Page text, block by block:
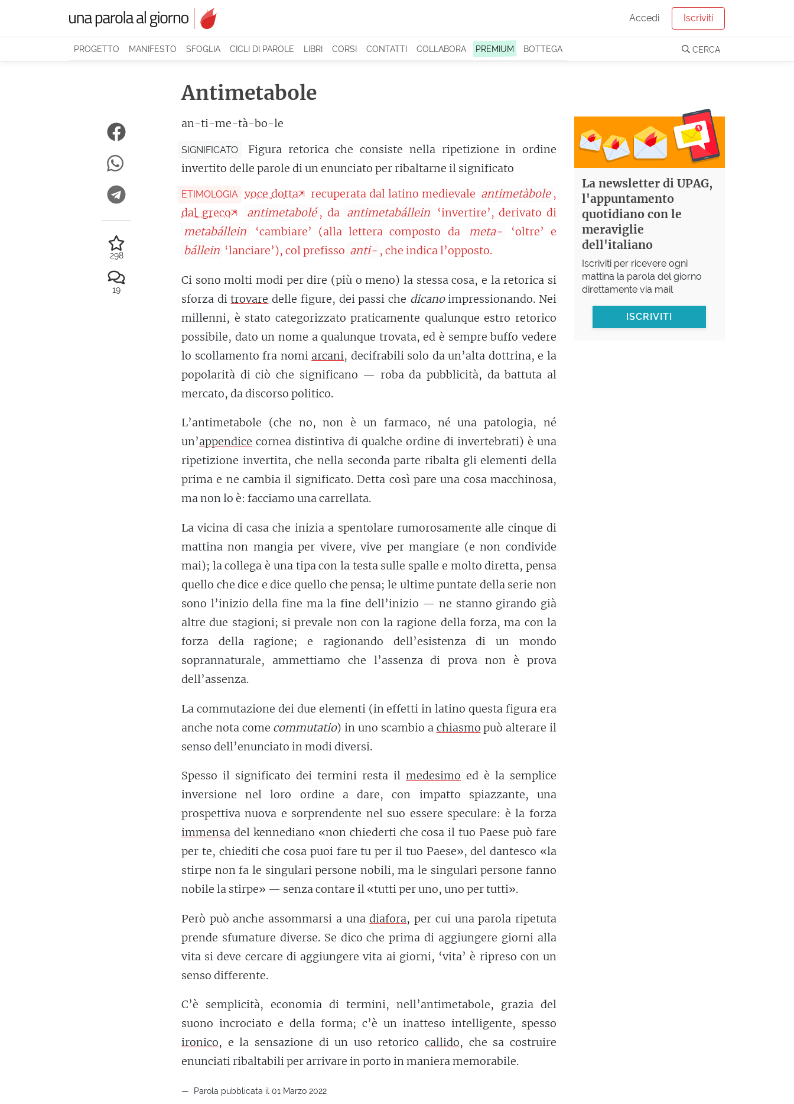
Accedi Iscriviti
PROGETTO MANIFESTO SFOGLIA CICLI DI PAROLE LIBRI CORSI CONTATTI COLLABORA PREMIUM BOTTEGA CERCA
Antimetabole
an-ti-me-tà-bo-le
SIGNIFICATO
Figura retorica che consiste nella ripetizione in ordine
invertito delle parole di un enunciato per ribaltarne il significato
ETIMOLOGIA voce dotta recuperata dal latino medievale antimetàbole ,
dal greco
antimetabolé , da antimetabállein
‘invertire’, derivato di
metabállein
‘cambiare’ (alla lettera composto da meta-
‘oltre’ e
bállein ‘lanciare’), col prefisso anti- , che indica l’opposto.
Ci sono molti modi per dire (più o meno) la stessa cosa, e la retorica si
sforza ditrovare delle figure, dei passi che dicanoimpressionando. Nei
millenni, è stato categorizzato praticamente qualunque estro retorico
possibile, dato un nome a qualunque trovata, ed è sempre buffo vedere
lo scollamento fra nomi arcani, decifrabili solo da un’alta dottrina, e la
popolarità di ciò che significano — roba da pubblicità, da battuta al
mercato, da discorso politico.
L’antimetabole (che no, non è un farmaco, né una patologia, né
un’appendice cornea distintiva di qualche ordine di invertebrati) è una
ripetizione invertita, che nella seconda parte ribalta gli elementi della
prima e ne cambia il significato. Detta così pare una cosa macchinosa,
ma non lo è: facciamo una carrellata.
La vicina di casa che inizia a spentolare rumorosamente alle cinque di
mattina non mangia per vivere, vive per mangiare (e non condivide
mai); la collega è una tipa con la testa sulle spalle e molto diretta, pensa
quello che dice e dice quello che pensa; le ultime puntate della serie non
sono l’inizio della fine ma la fine dell’inizio — ne stanno girando già
altre due stagioni; si prevale non con la ragione della forza, ma con la
forza della ragione; e ragionando dell’esistenza di un mondo
soprannaturale, ammettiamo che l’assenza di prova non è prova
dell’assenza.
La commutazione dei due elementi (in effetti in latino questa figura era
anche nota come commutatio) in uno scambio a chiasmo può alterare il
senso dell’enunciato in modi diversi.
Spesso il significato dei termini resta il medesimo ed è la semplice
inversione nel loro ordine a dare, con impatto spiazzante, una
prospettiva nuova e sorprendente nel suo essere speculare: è la forza
immensa del kennediano «non chiederti che cosa il tuo Paese può fare
per te, chiediti che cosa puoi fare tu per il tuo Paese», del dantesco «la
stirpe non fa le singulari persone nobili, ma le singulari persone fanno
nobile la stirpe» — senza contare il «tutti per uno, uno per tutti».
Però può anche assommarsi a unadiafora, per cui una parola ripetuta
prende sfumature diverse. Se dico che prima di aggiungere giorni alla
vita si deve cercare di aggiungere vita ai giorni, ‘vita’ è ripreso con un
senso differente.
C’è semplicità, economia di termini, nell’antimetabole, grazia del
suono incrociato e della forma; c’è un inatteso intelligente, spesso
ironico, e la sensazione di un uso retoricocallido, che sa costruire
enunciati ribaltabili per arrivare in porto in maniera memorabile.
Parola pubblicata il 01 Marzo 2022
298
19
La newsletter di UPAG,
l'appuntamento
quotidiano con le
meraviglie
dell'italiano
Iscriviti per ricevere ogni
mattina la parola del giorno
direttamente via mail
ISCRIVITI